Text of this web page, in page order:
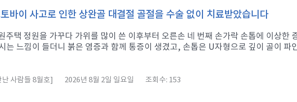
바이 사고로 인한 상완골 대결절 골절을 수술 없이 치료받았습니다
주택 정원을 가꾸다 가위를 많이 쓴 이후부터 오른손 네 번째 손가락 손톱에 이상한
는 느낌이 들더니 붉은 염증과 함께 통증이 생겼고, 손톱은 U자형으로 깊이 골이 파
사람들 8월호] 2026년 8월 2일 일요일 조회수: 153